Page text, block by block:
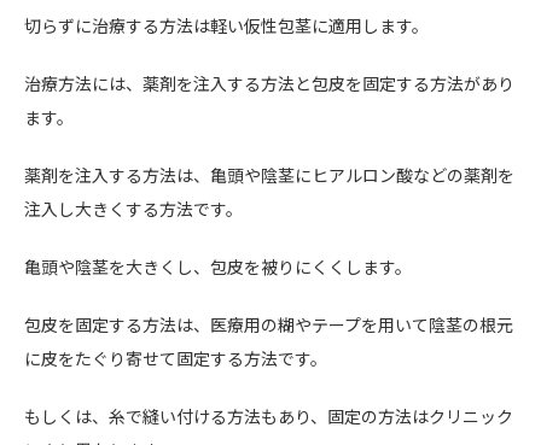
切らずに治療する方法は軽い仮性包茎に適用します。
治療方法には、薬剤を注入する方法と包皮を固定する方法があり
ます。
薬剤を注入する方法は、亀頭や陰茎にヒアルロン酸などの薬剤を
注入し大きくする方法です。
亀頭や陰茎を大きくし、包皮を被りにくくします。
包皮を固定する方法は、医療用の糊やテープを用いて陰茎の根元
に皮をたぐり寄せて固定する方法です。
もしくは、糸で縫い付ける方法もあり、固定の方法はクリニック